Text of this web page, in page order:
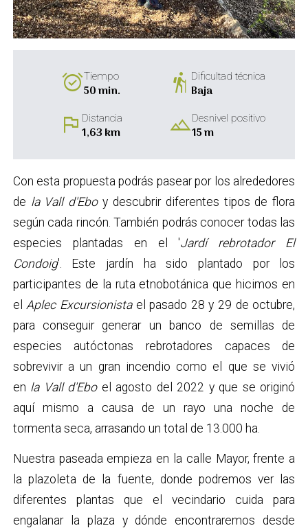
alarm_onTiempo
50 min. hikingDificultad técnica
Baja
flagDistancia
1,63 km landscapeDesnivel positivo
15 m
Con esta propuesta podrás pasear por los alrededores
de la Vall d'Eboy descubrir diferentes tipos de flora
según cada rincón. También podrás conocer todas las
especies plantadas en el 'Jardí rebrotador El
Condoig'. Este jardín ha sido plantado por los
participantes de la ruta etnobotánica que hicimos en
elAplec Excursionistael pasado 28 y 29 de octubre,
para conseguir generar un banco de semillas de
especies autóctonas rebrotadores capaces de
sobrevivir a un gran incendio como el que se vivió
en la Vall d'Eboel agosto del 2022 y que se originó
aquí mismo a causa de un rayo una noche de
tormenta seca, arrasando un total de 13.000 ha.
Nuestra paseada empieza en la calle Mayor, frente a
la plazoleta de la fuente, donde podremos ver las
diferentes plantas que el vecindario cuida para
engalanar la plaza y dónde encontraremos desde